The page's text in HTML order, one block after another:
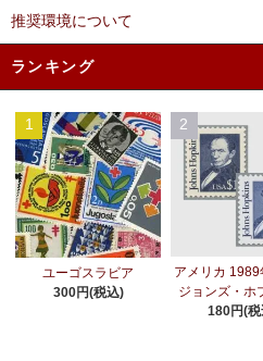
推奨環境について
ランキング
1
ユーゴスラビア
300円(税込)
2
アメリカ 1989
ジョンズ・ホ
180円(